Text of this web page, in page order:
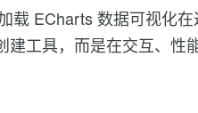
载 ECharts 数据可视化
建工具，而是在交互、